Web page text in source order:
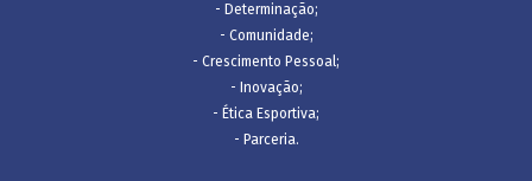
- Determinação;
- Comunidade;
- Crescimento Pessoal;
- Inovação;
- Ética Esportiva;
- Parceria.